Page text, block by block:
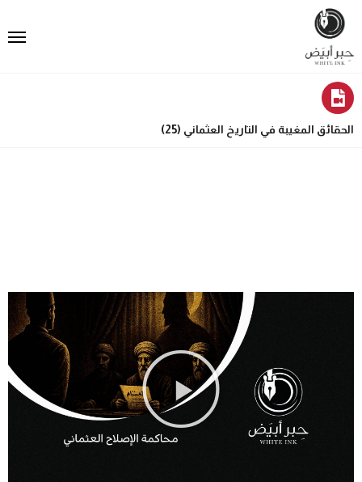
الحقائق المغيبة في التاريخ العثماني (25)